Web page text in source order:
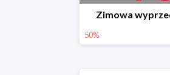
Zimowa
50%